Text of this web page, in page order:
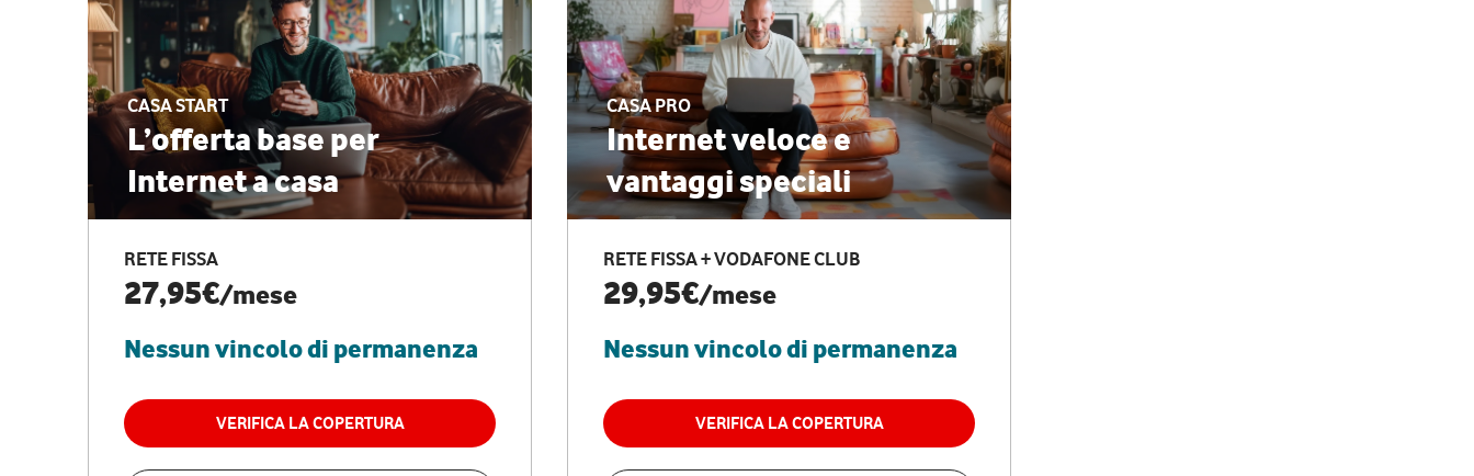
CASA START
L’offerta base per
Internet a casa
RETE FISSA
27,95€/mese
Nessun vincolo di permanenza
VERIFICA LA COPERTURA
CASA PRO
Internet veloce e
vantaggi speciali
RETE FISSA + VODAFONE CLUB
29,95€/mese
Nessun vincolo di permanenza
VERIFICA LA COPERTURA